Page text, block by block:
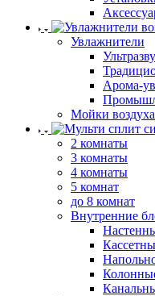
Увлажнители
Арома-
Мойки воздуха
2 комнаты
3 комнаты
4 комнаты
5 комнат
до 8 комнат
Внутренние